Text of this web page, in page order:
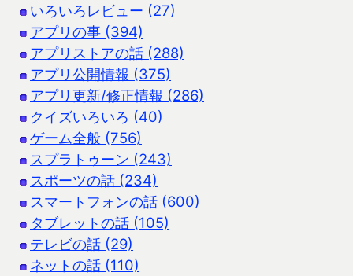
いろいろレビュー (27)
アプリの事 (394)
アプリストアの話 (288)
アプリ公開情報 (375)
アプリ更新/修正情報 (286)
クイズいろいろ (40)
ゲーム全般 (756)
スプラトゥーン (243)
スポーツの話 (234)
スマートフォンの話 (600)
タブレットの話 (105)
テレビの話 (29)
ネットの話 (110)